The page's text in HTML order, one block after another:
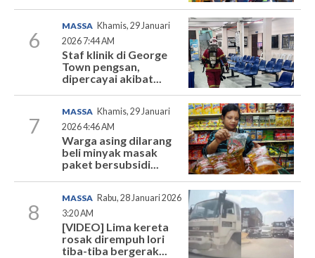
6
MASSA Khamis, 29 Januari
2026 7:44 AM
Staf klinik di George
Town pengsan,
dipercayai akibat...
7
MASSA Khamis, 29 Januari
2026 4:46 AM
Warga asing dilarang
beli minyak masak
paket bersubsidi...
8
MASSA Rabu, 28 Januari 2026
3:20 AM
[VIDEO] Lima kereta
rosak dirempuh lori
tiba-tiba bergerak...